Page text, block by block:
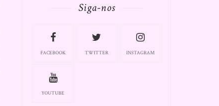
Siga-nos
FACEBOOK TWITTER INSTAGRAM
YOUTUBE